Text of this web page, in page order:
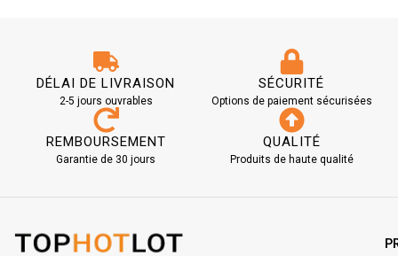
DÉLAI DE LIVRAISON
2-5 jours ouvrables
SÉCURITÉ
Options de paiement sécurisées
REMBOURSEMENT
Garantie de 30 jours
QUALITÉ
Produits de haute qualité